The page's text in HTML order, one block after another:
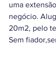
uma
negócio.
20m2, pelo
Sem